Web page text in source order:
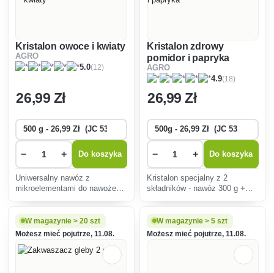
Kristalon owoce i kwiaty
AGRO
5.0(12)
26,99 Zł
− + Do koszyka
Uniwersalny nawóz z
mikroelementami do nawożenia
balkonowych i innych
zewnętrznych.
Kristalon zdrowy
pomidor i papryka
AGRO
4.9(18)
26,99 Zł
− + Do koszyka
Kristalon specjalny z 2
składników - nawóz 300 g +
pomidorów i końcową zgnilizną
papryki.
W magazynie > 20 szt
Możesz mieć pojutrze, 11.08.
W magazynie > 5 szt
Możesz mieć pojutrze, 11.08.